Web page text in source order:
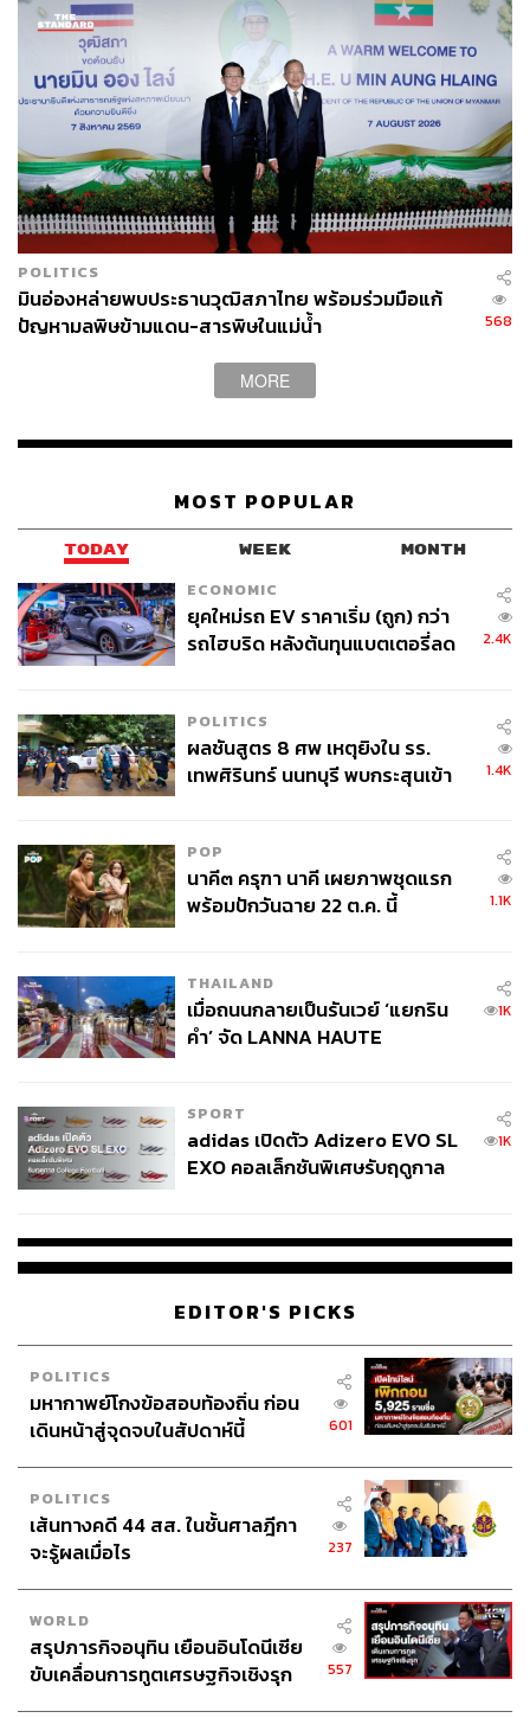
เรื่องเพดานหนี้ไม่ใช่แค่ตัวเลข แต่มันคือ Credit Score ของ
ประเทศ ปัจจุบันไทยมีเพดานหนี้ที่ 70% ของ GDP และเรากู้
มาใช้จนใกล้แตะระดับ 66% แล้ว
หากรัฐขยายเพดานหนี้เพื่อกู้เงินเพิ่มมาแก้ปัญหาระยะสั้นโดย
ไม่มีแผนสร้างรายได้ที่ชัดเจน สถาบันจัดอันดับเครดิตโลก
อาจลดเกรดความน่าเชื่อถือของไทยลง ผลกระทบโดมิโนจะ
เกิดขึ้นทันที คือต้นทุนการกู้เงินของบริษัทใหญ่จะสูงขึ้น และ
ธนาคารจะปรับเพิ่มดอกเบี้ยกับ SME และคนทั่วไปเพื่อชดเชย
ความเสี่ยง ทำให้การเข้าถึงเงินทุนยากและแพงกว่าเดิม
ผันผวน
เมื่อโครงสร้างใหญ่กำลังเปลี่ยน SME ต้องใช้เฟรมเวิร์กการ
ปรับตัวที่เน้นความลีนและชัดเจน ดังนี้
1. บัญชีเดียวคือทางรอด:การปรับระบบบัญชีให้โปร่งใสและ
เป็นเล่มเดียวไม่ใช่แค่เรื่องกฎหมาย แต่คือการทำให้เห็น
ต้นทุนที่แท้จริง เพื่อเตรียมรับมือหากมีการขยับ VAT และเพื่อ
ของรัฐได้ง่ายขึ้น
2. ลดขั้นตอน เพิ่มมูลค่า:ในวันที่ค่าแรงและภาษีมีแนวโน้ม
สูงขึ้น SME ต้องนำเทคโนโลยีมาใช้ลดภาระงานรูทีนและ
อุตสาหกรรมใหม่ที่ให้รายได้สูงกว่าเดิมจึงเป็นทางเลือกที่
ยั่งยืนกว่า
3. สร้างความเชื่อมั่น:
จะเป็นตัวตัดสินว่าใครจะได้ไปต่อ
ท้ายที่สุดแล้ว การขยับภาษีหรือขยายเพดานหนี้เป็นเพียงการ
แก้ปัญหาเฉพาะหน้า ทางออกที่แท้จริงคือการทำให้เศรษฐกิจ
ปฏิรูปโครงสร้างงบประมาณและจัดการปัญหาคอร์รัปชันเพื่อ
ลดการรั่วไหลของเงินภาษี
กลไกเหล่านี้จะช่วยให้เราเลิกตื่นตระหนกกับข่าวรายวัน และ
เริ่มวางแผนธุรกิจบนพื้นฐานความจริง เพื่อให้ธุรกิจและชีวิต
TAGS: Thailand รัฐบาลไทย
Key Takeaway
เศรษฐกิจไทย
The Secret Sauce
มนุษย์เงินเดือน
Opinion ภาษีมูลค่าเพิ่ม
238
ABOUT THE AUTHOR
POLITICS
มินอ่องหล่ายพบประธานวุฒิสภาไทย พร้อมร่วมมือแก้
ปัญหามลพิษข้ามแดน-สารพิษในแม่น้ำ
568
MORE
MOST POPULAR
TODAY WEEK MONTH
ECONOMIC
ยุคใหม่รถ EV ราคาเริ่ม (ถูก) กว่า
รถไฮบริด หลังต้นทุนแบตเตอรี่ลด
2.4K
POLITICS
ผลชันสูตร 8 ศพ เหตุยิงใน รร.
เทพศิรินทร์ นนทบุรี พบกระสุนเข้า
1.4K
POP
นาคี๓ ครุฑา นาคี เผยภาพชุดแรก
พร้อมปักวันฉาย 22 ต.ค. นี้
1.1K
THAILAND
เมื่อถนนกลายเป็นรันเวย์ ‘แยกริน
คำ’ จัด LANNA HAUTE
1K
SPORT
adidas เปิดตัว Adizero EVO SL
EXO คอลเล็กชันพิเศษรับฤดูกาล
1K
EDITOR'S PICKS
POLITICS
มหากาพย์โกงข้อสอบท้องถิ่น ก่อน
เดินหน้าสู่จุดจบในสัปดาห์นี้
601
POLITICS
เส้นทางคดี 44 สส. ในชั้นศาลฎีกา
จะรู้ผลเมื่อไร
237
WORLD
สรุปภารกิจอนุทิน เยือนอินโดนีเซีย
ขับเคลื่อนการทูตเศรษฐกิจเชิงรุก
557